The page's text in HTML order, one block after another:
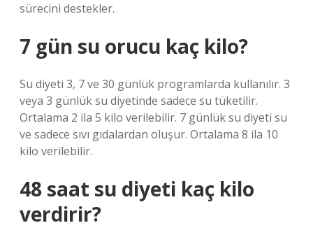
sürecini destekler.
7 gün su orucu kaç kilo?
Su diyeti 3, 7 ve 30 günlük programlarda kullanılır. 3
veya 3 günlük su diyetinde sadece su tüketilir.
Ortalama 2 ila 5 kilo verilebilir. 7 günlük su diyeti su
ve sadece sıvı gıdalardan oluşur. Ortalama 8 ila 10
kilo verilebilir.
48 saat su diyeti kaç kilo
verdirir?